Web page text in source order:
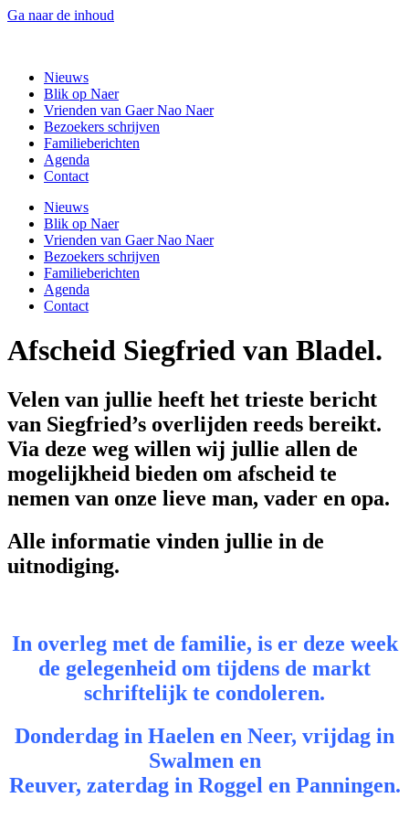
Ga naar de inhoud
Nieuws
Blik op Naer
Vrienden van Gaer Nao Naer
Bezoekers schrijven
Familieberichten
Agenda
Contact
Nieuws
Blik op Naer
Vrienden van Gaer Nao Naer
Bezoekers schrijven
Familieberichten
Agenda
Contact
Afscheid Siegfried van Bladel.
Velen van jullie heeft het trieste bericht
van Siegfried’s overlijden reeds bereikt.
Via deze weg willen wij jullie allen de
mogelijkheid bieden om afscheid te
nemen van onze lieve man, vader en opa.
Alle informatie vinden jullie in de
uitnodiging.
In overleg met de familie, is er deze week
de gelegenheid om tijdens de markt
schriftelijk te condoleren.
Donderdag in Haelen en Neer, vrijdag in
Swalmen en
Reuver, zaterdag in Roggel en Panningen.